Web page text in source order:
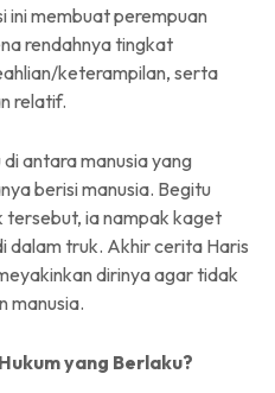
ini membuat perempuan
rendahnya tingkat
keterampilan, serta
relatif.
antara manusia yang
berisi manusia. Begitu
tersebut, ia nampak kaget
dalam truk. Akhir cerita Haris
dirinya agar tidak
manusia.
yang Berlaku?